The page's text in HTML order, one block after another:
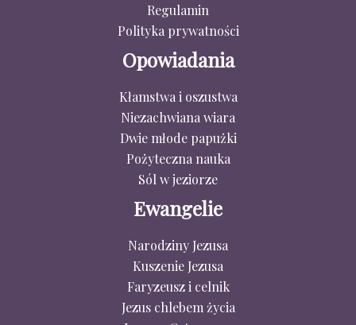
Regulamin
Polityka prywatności
Opowiadania
Kłamstwa i oszustwa
Niezachwiana wiara
Dwie młode papużki
Pożyteczna nauka
Sól w jeziorze
Ewangelie
Narodziny Jezusa
Kuszenie Jezusa
Faryzeusz i celnik
Jezus chlebem życia